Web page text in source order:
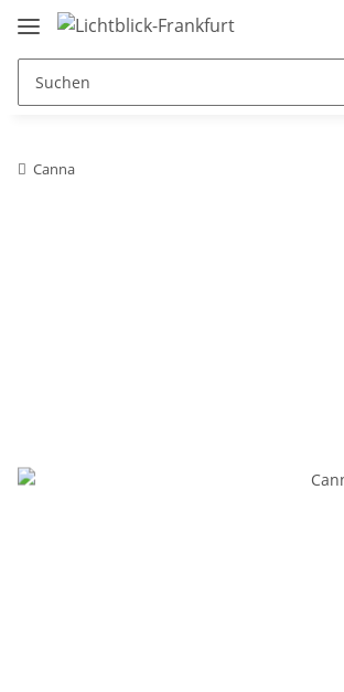
Canna